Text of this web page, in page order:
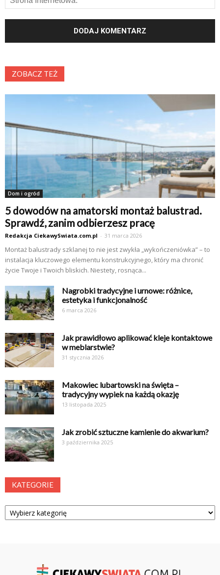
ZOBACZ TEŻ
Dom i ogród
5 dowodów na amatorski montaż balustrad.
Sprawdź, zanim odbierzesz pracę
Redakcja CiekawySwiata.com.pl - 31 marca 2026
Montaż balustrady szklanej to nie jest zwykła „wykończeniówka” – to
instalacja kluczowego elementu konstrukcyjnego, który ma chronić
życie Twoje i Twoich bliskich. Niestety, rosnąca...
Nagrobki tradycyjne i urnowe: różnice,
estetyka i funkcjonalność
6 marca 2026
Jak prawidłowo aplikować kleje kontaktowe
w meblarstwie?
31 stycznia 2026
Makowiec lubartowski na święta –
tradycyjny wypiek na każdą okazję
13 listopada 2025
Jak zrobić sztuczne kamienie do akwarium?
3 października 2025
KATEGORIE
Kategorie